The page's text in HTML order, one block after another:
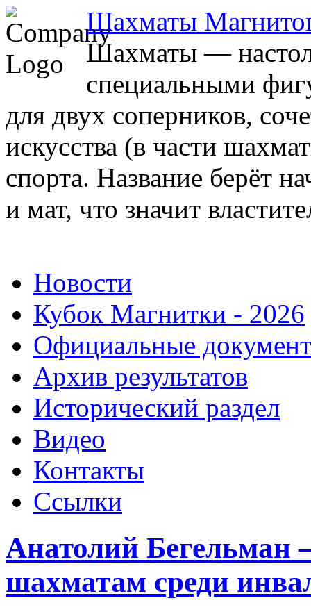
Шахматы
Шахматы —
специальными
для двух соперников,
искусства (в части
спорта. Название берёт
и мат, что значит
Новости
Кубок Магнитки - 2026
Официальные
Архив результатов
Исторический раздел
Видео
Контакты
Ссылки
Анатолий Бегельман
шахматам среди